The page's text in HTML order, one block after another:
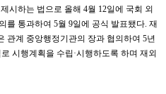
시하는 법으로 올해 4월 12일에 국회 외
를 통과하여 5월 9일에 공식 발표됐다. 재
관계 중앙행정기관의 장과 협의하여 5년
시행계획을 수립·시행하도록 하며 재외